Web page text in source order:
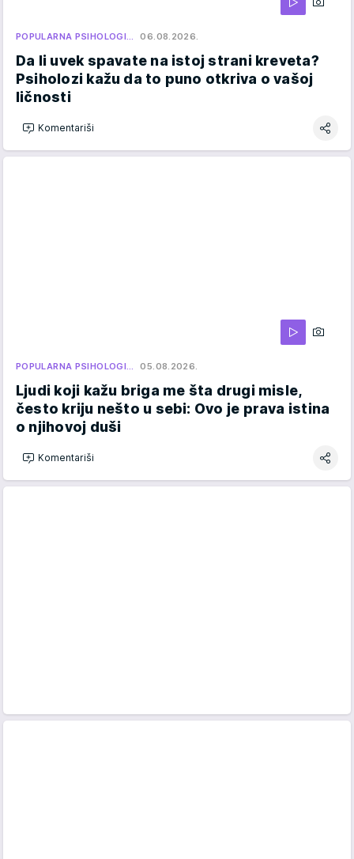
POPULARNA PSIHOLOGI… 06.08.2026.
Da li uvek spavate na istoj strani kreveta?
Psiholozi kažu da to puno otkriva o vašoj
ličnosti
Komentariši
POPULARNA PSIHOLOGI… 05.08.2026.
Ljudi koji kažu briga me šta drugi misle,
često kriju nešto u sebi: Ovo je prava istina
o njihovoj duši
Komentariši